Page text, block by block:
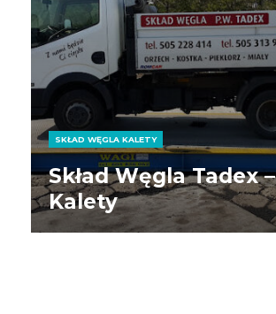
SKŁAD WĘGLA KALETY
Skład Węgla Tadex –
Kalety